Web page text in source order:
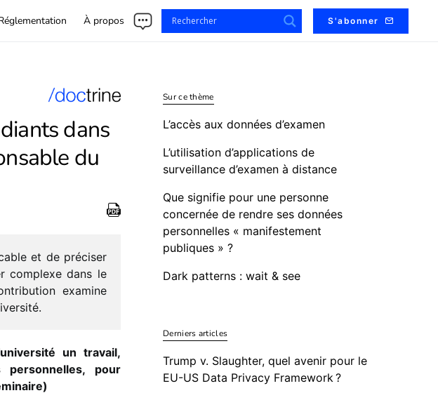
À propos S'abonner
dans
du
et de préci­ser
complexe dans le
examine
un travail,
person­nelles, pour
Sur ce thème
L’accès aux données d’examen
L’utilisation d’applications de
surveillance d’examen à distance
Que signifie pour une personne
concernée de rendre ses données
personnelles « manifestement
publiques » ?
Dark patterns : wait & see
Derniers articles
Trump v. Slaughter, quel avenir pour le
EU-US Data Privacy Framework ?